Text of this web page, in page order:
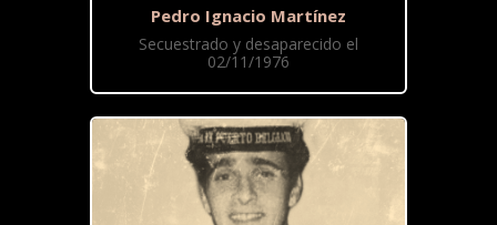
Pedro Ignacio Martínez
Secuestrado y desaparecido el
02/11/1976